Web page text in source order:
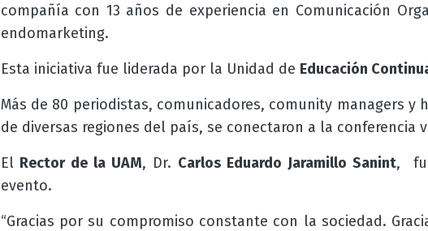
compañía con 13 años de experiencia en Comunicación
endomarketing.
Esta iniciativa fue liderada por la Unidad de Educación
Más de 80 periodistas, comunicadores, comunity managers y
de diversas regiones del país, se conectaron a la conferencia
El Rector de la UAM, Dr. Carlos Eduardo Jaramillo Sanint,
evento.
“Gracias por su compromiso constante con la sociedad.